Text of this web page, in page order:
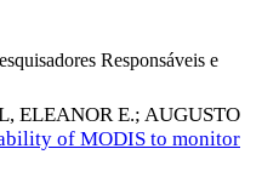
Responsáveis e
ELEANOR E.; AUGUSTO
of MODIS to monitor